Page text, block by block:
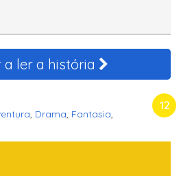
a ler a história
Drama Fantasia
12